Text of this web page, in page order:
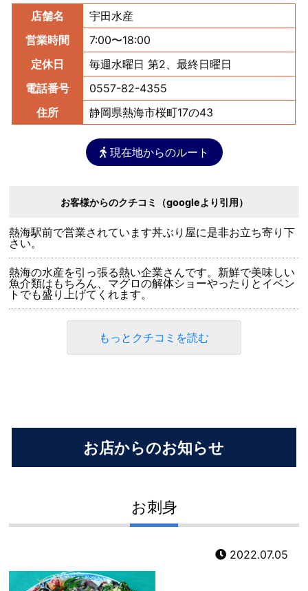
店舗名
宇田水産
営業時間
7:00〜18:00
定休日
毎週水曜日 第2、最終日曜日
電話番号
0557-82-4355
住所
静岡県熱海市桜町17の43
現在地からのルート
お客様からのクチコミ（googleより引用）
熱海駅前で営業されています丼ぶり屋に是非お立ち寄り下
さい。
熱海の水産を引っ張る熱い企業さんです。新鮮で美味しい
魚介類はもちろん、マグロの解体ショーやったりとイベン
トでも盛り上げてくれます。
もっとクチコミを読む
お店からのお知らせ
お刺身
2022.07.05